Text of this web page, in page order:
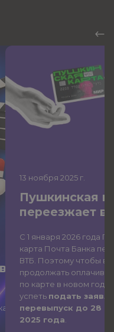
13 ноября 2025 г.
Пушкинская
переезжает в
С 1 января 2026 года
карта Почта Банка
ВТБ . Поэтому чтобы
продолжать
по карте в новом
успеть подать
перевыпуск до 28
2025 года